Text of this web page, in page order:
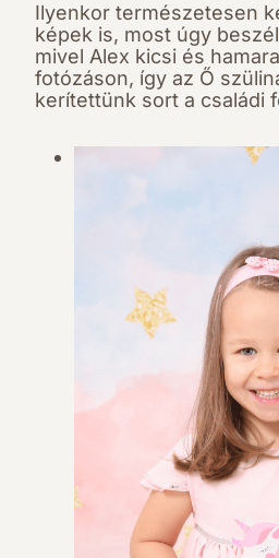
Ilyenkor természetesen
képek is, most úgy
mivel Alex kicsi és
fotózáson, így az Ő
kerítettünk sort a családi